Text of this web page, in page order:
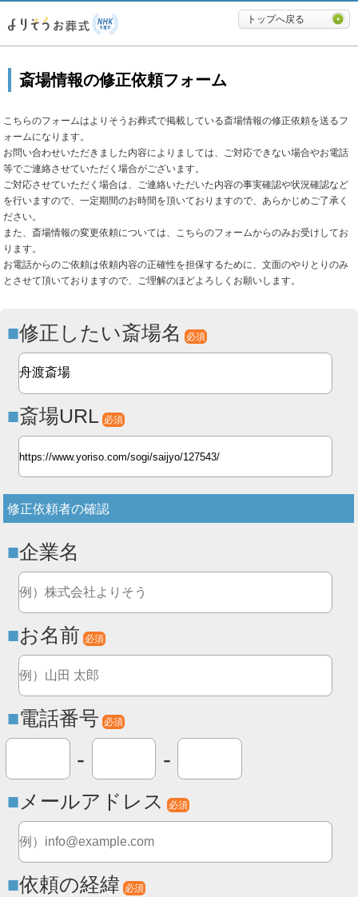
必要最低限に絞ったよりそうお
トップへ戻る
斎場情報の修正依頼フォーム
こちらのフォームはよりそうお葬式で掲載している斎場情報の修正依頼を送るフ
ォームになります。
お問い合わせいただきました内容によりましては、ご対応できない場合やお電話
等でご連絡させていただく場合がございます。
ご対応させていただく場合は、ご連絡いただいた内容の事実確認や状況確認など
を行いますので、一定期間のお時間を頂いておりますので、あらかじめご了承く
ださい。
また、斎場情報の変更依頼については、こちらのフォームからのみお受けしてお
ります。
お電話からのご依頼は依頼内容の正確性を担保するために、文面のやりとりのみ
とさせて頂いておりますので、ご理解のほどよろしくお願いします。
修正したい斎場名 必須
斎場URL 必須
修正依頼者の確認
企業名
お名前 必須
電話番号 必須
- -
メールアドレス 必須
依頼の経緯 必須